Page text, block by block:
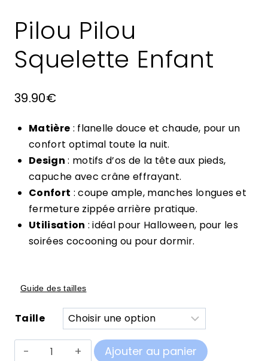
Pilou Pilou
Squelette Enfant
39.90€
Matière : flanelle douce et chaude, pour un
confort optimal toute la nuit.
Design : motifs d’os de la tête aux pieds,
capuche avec crâne effrayant.
Confort : coupe ample, manches longues et
fermeture zippée arrière pratique.
Utilisation : idéal pour Halloween, pour les
soirées cocooning ou pour dormir.
Guide des tailles
Taille
quantité
Ajouter au panier